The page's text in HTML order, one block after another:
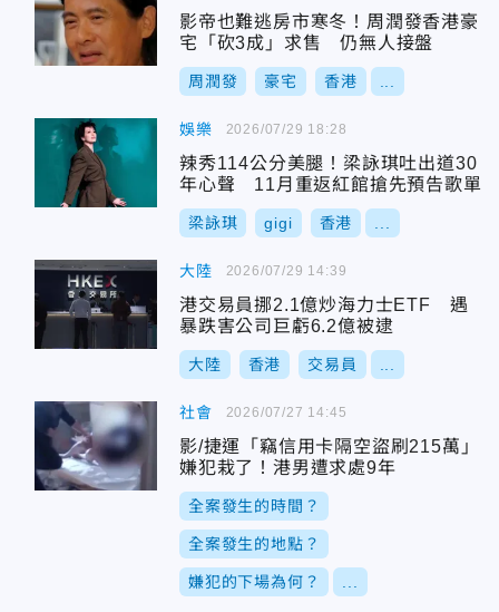
影帝也難逃房市寒冬！周潤發香港豪
宅「砍3成」求售 仍無人接盤
周潤發 豪宅 香港
娛樂
辣秀114公分美腿！梁詠琪吐出道30
年心聲 11月重返紅館搶先預告歌單
梁詠琪 gigi 香港
2026/07/29 18:28
大陸
港交易員挪2.1億炒海力士ETF 遇
暴跌害公司巨虧6.2億被逮
大陸 香港 交易員
2026/07/29 14:39
社會
影/捷運「竊信用卡隔空盜刷215萬」
嫌犯栽了！港男遭求處9年
全案發生的時間？
全案發生的地點？
嫌犯的下場為何？
2026/07/27 14:45